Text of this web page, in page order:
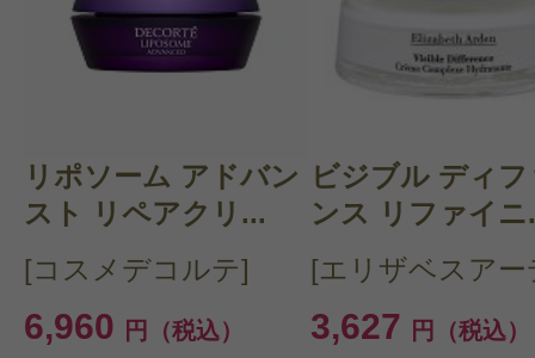
リポソーム アドバン
スト リペアクリ...
[コスメデコルテ]
6,960 円（税込）
ビジブル ディ
ンス リファイニ
[エリザベスアー
3,627 円（税込）